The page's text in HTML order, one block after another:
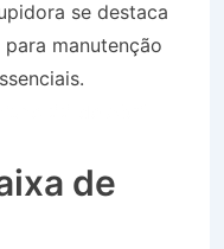
se destaca
manutenção
de